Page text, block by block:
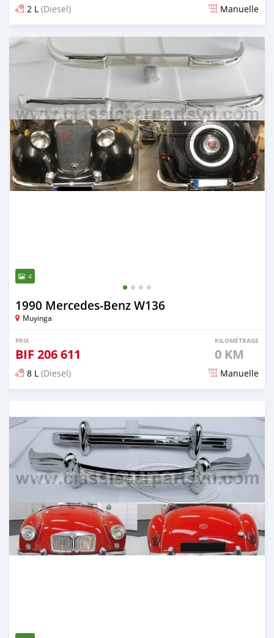
2 L (Diesel) Manuelle
Publié il y a 16 jours
4
1990 Mercedes-Benz W136
Muyinga
PRIX
BIF 206 611
KILOMÉTRAGE
0 KM
8 L (Diesel) Manuelle